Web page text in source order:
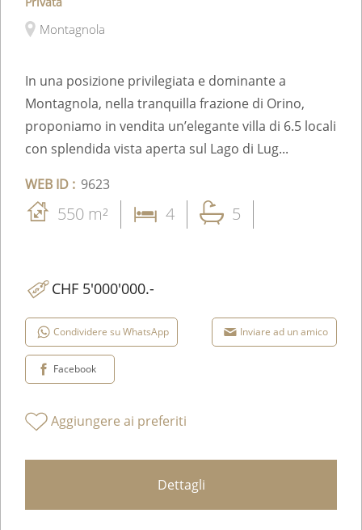
Montagnola
In una posizione privilegiata e dominante a
Montagnola, nella tranquilla frazione di Orino,
proponiamo in vendita un’elegante villa di 6.5 locali
con splendida vista aperta sul Lago di Lug...
WEB ID : 9623
550 m² 4 5
CHF 5'000'000.-
Condividere su WhatsApp Inviare ad un amico
Facebook
Aggiungere ai preferiti
Dettagli